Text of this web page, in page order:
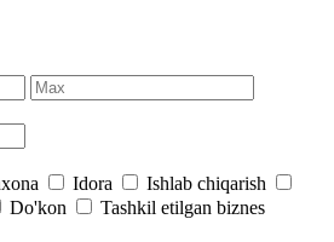
Idora
Ishlab chiqarish
Do'kon
Tashkil etilgan biznes